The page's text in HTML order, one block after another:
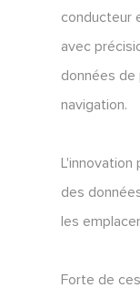
conducteur
avec
données
navigation.
des
les
Forte de